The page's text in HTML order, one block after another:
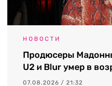
НОВОСТИ
Продюсеры
U2 и Blur умер в
07.08.2026 / 21:32